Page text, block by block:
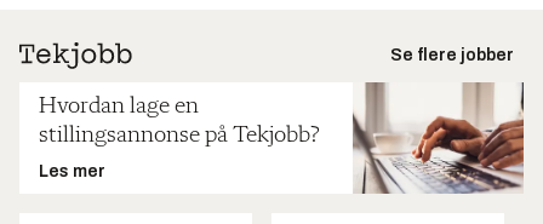
Se flere jobber
Hvordan lage en
stillingsannonse på Tekjobb?
Les mer